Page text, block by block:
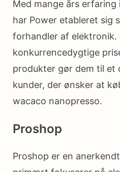
Med mange års
har Power etableret sig
forhandler af elektronik.
konkurrencedygtige
produkter gør dem til et
kunder, der ønsker at
wacaco nanopresso.
Proshop
Proshop er en